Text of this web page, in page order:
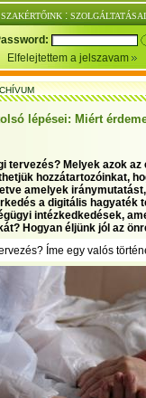
SZAKÉRTŐINK :
Elfelejtettem a jelszavam
lépései: Miért
tervezés? Melyek azok
hozzátartozóinkat,
amelyek
a digitális hagyaték
intézkedkedések,
Hogyan éljünk jól az
Íme egy valós